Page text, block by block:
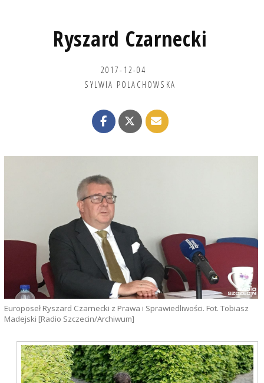
Ryszard Czarnecki
2017-12-04
SYLWIA POLACHOWSKA
Europoseł Ryszard Czarnecki z Prawa i Sprawiedliwości. Fot. Tobiasz
Madejski [Radio Szczecin/Archiwum]